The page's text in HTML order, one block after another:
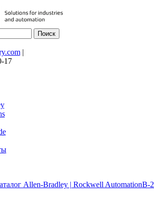
|
17
Allen-Bradley | Rockwell AutomationB-